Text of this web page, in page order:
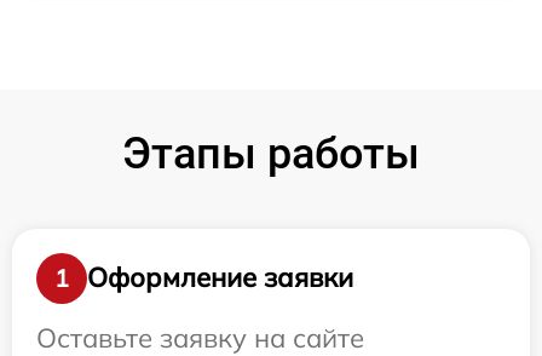
Этапы работы
1
Оформление заявки
Оставьте заявку на сайте